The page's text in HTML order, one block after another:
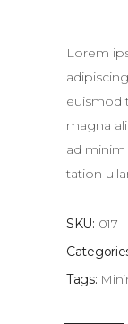
Lorem
euismod
magna
ad minim
tation
SKU: 017
Tags: